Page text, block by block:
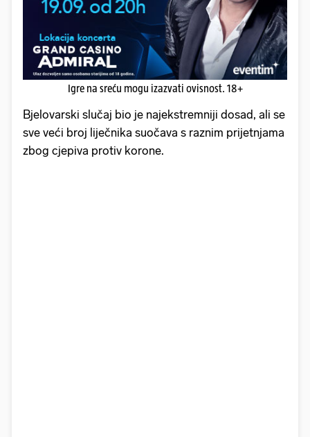
Igre na sreću mogu izazvati ovisnost. 18+
Bjelovarski slučaj bio je najekstremniji dosad, ali se
sve veći broj liječnika suočava s raznim prijetnjama
zbog cjepiva protiv korone.